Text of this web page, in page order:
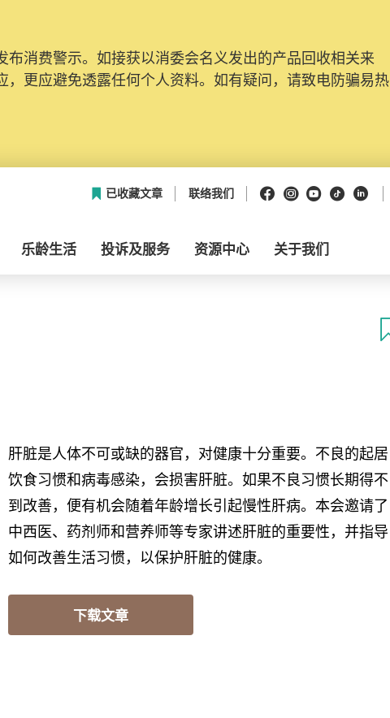
消费警示。如接获以消委会名义发出的产品回收相关来
更应避免透露任何个人资料。如有疑问，请致电防骗易热
已收藏文章 联络我们 Facebook
Instagram
Youtube
抖音领英
乐龄生活 投诉及服务 资源中心 关于我们
肝脏是人体不可或缺的器官，对健康十分重要。不良的起居
饮食习惯和病毒感染，会损害肝脏。如果不良习惯长期得不
到改善，便有机会随着年龄增长引起慢性肝病。本会邀请了
中西医、药剂师和营养师等专家讲述肝脏的重要性，并指导
如何改善生活习惯，以保护肝脏的健康。
下载文章